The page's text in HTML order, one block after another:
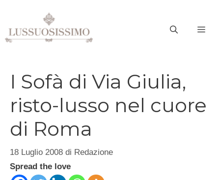
contenuto
I Sofà di Via Giulia,
risto-lusso nel cuore
di Roma
18 Luglio 2008 di Redazione
Spread the love